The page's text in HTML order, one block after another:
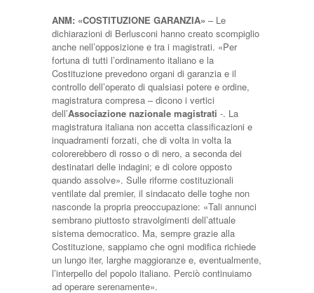
ANM: «COSTITUZIONE GARANZIA» – Le
dichiarazioni di Berlusconi hanno creato scompiglio
anche nell’opposizione e tra i magistrati. «Per
fortuna di tutti l’ordinamento italiano e la
Costituzione prevedono organi di garanzia e il
controllo dell’operato di qualsiasi potere e ordine,
magistratura compresa – dicono i vertici
dell’Associazione nazionale magistrati -. La
magistratura italiana non accetta classificazioni e
inquadramenti forzati, che di volta in volta la
colorerebbero di rosso o di nero, a seconda dei
destinatari delle indagini; e di colore opposto
quando assolve». Sulle riforme costituzionali
ventilate dal premier, il sindacato delle toghe non
nasconde la propria preoccupazione: «Tali annunci
sembrano piuttosto stravolgimenti dell’attuale
sistema democratico. Ma, sempre grazie alla
Costituzione, sappiamo che ogni modifica richiede
un lungo iter, larghe maggioranze e, eventualmente,
l’interpello del popolo italiano. Perciò continuiamo
ad operare serenamente».